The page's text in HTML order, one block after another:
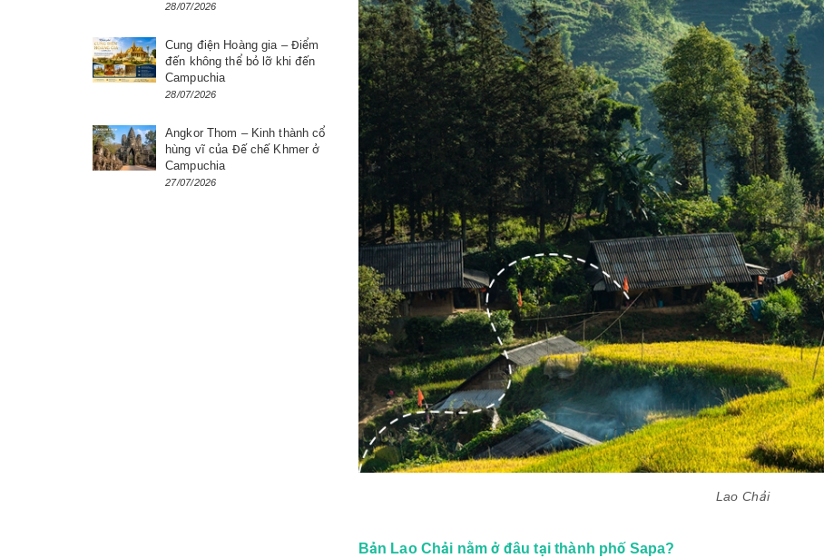
Lao Chải
Bản Lao Chải nằm ở đâu tại thành phố Sapa?
28/07/2026
Cung điện Hoàng gia – Điểm
đến không thể bỏ lỡ khi đến
Campuchia
28/07/2026
Angkor Thom – Kinh thành cổ
hùng vĩ của Đế chế Khmer ở
Campuchia
27/07/2026